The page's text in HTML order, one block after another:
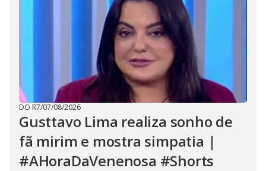
DO R7/07/08/2026
Gusttavo Lima realiza sonho de
fã mirim e mostra simpatia |
#AHoraDaVenenosa #Shorts